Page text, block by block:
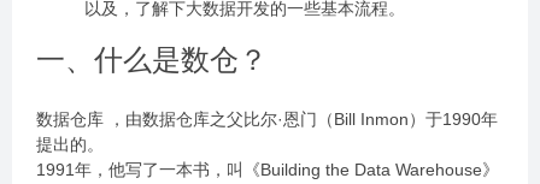
以及，了解下大数据开发的一些基本流程。
一、什么是数仓？
数据仓库 ，由数据仓库之父比尔·恩门（Bill Inmon）于1990年
提出的。
1991年，他写了一本书，叫《Building the Data Warehouse》